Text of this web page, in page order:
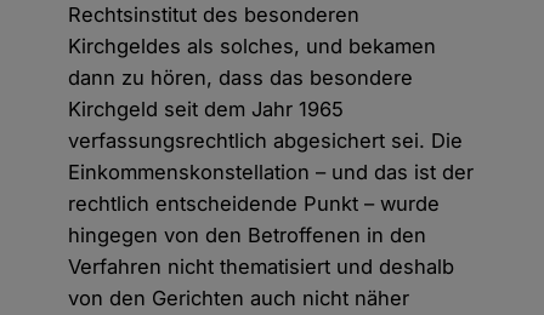
Rechtsinstitut des besonderen
Kirchgeldes als solches, und bekamen
dann zu hören, dass das besondere
Kirchgeld seit dem Jahr 1965
verfassungsrechtlich abgesichert sei. Die
Einkommenskonstellation – und das ist der
rechtlich entscheidende Punkt – wurde
hingegen von den Betroffenen in den
Verfahren nicht thematisiert und deshalb
von den Gerichten auch nicht näher